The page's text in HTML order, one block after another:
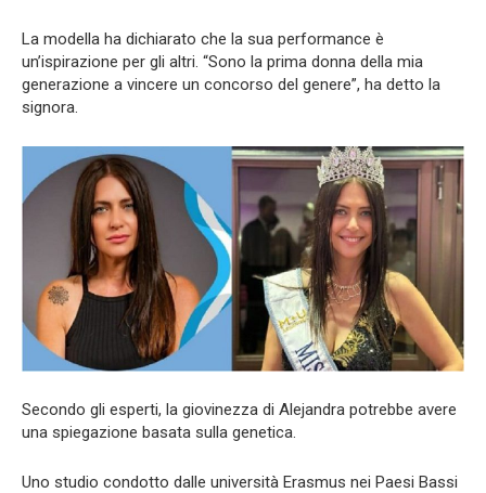
La modella ha dichiarato che la sua performance è
un’ispirazione per gli altri. “Sono la prima donna della mia
generazione a vincere un concorso del genere”, ha detto la
signora.
Secondo gli esperti, la giovinezza di Alejandra potrebbe avere
una spiegazione basata sulla genetica.
Uno studio condotto dalle università Erasmus nei Paesi Bassi